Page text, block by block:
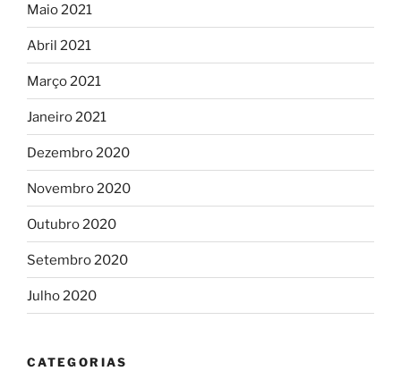
Maio 2021
Abril 2021
Março 2021
Janeiro 2021
Dezembro 2020
Novembro 2020
Outubro 2020
Setembro 2020
Julho 2020
CATEGORIAS